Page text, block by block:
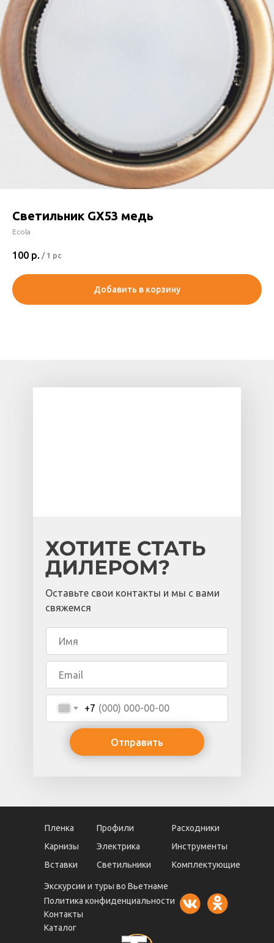
Светильник GX53 медь
Ecola
100 р. / 1 pc
Добавить в корзину
+7
Отправить
Оставьте свои контакты и мы с вами
свяжемся
Пленка Профили
Вставки Комплектующие
Светильники
Карнизы Электрика Инструменты
Политика конфиденциальности
Экскурсии и туры во Вьетнаме
Каталог
Контакты
Расходники